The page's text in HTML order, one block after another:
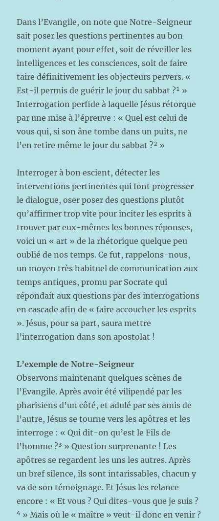
Dans l’Evangile, on note que Notre-Seigneur
sait poser les questions pertinentes au bon
moment ayant pour effet, soit de réveiller les
intelligences et les consciences, soit de faire
taire définitivement les objecteurs pervers. «
Est-il permis de guérir le jour du sabbat ?¹ »
Interrogation perfide à laquelle Jésus rétorque
par une mise à l’épreuve : « Quel est celui de
vous qui, si son âne tombe dans un puits, ne
l’en retire même le jour du sabbat ?² »
Interroger à bon escient, détecter les
interventions pertinentes qui font progresser
le dialogue, oser poser des questions plutôt
qu’affirmer trop vite pour inciter les esprits à
trouver par eux-mêmes les bonnes réponses,
voici un « art » de la rhétorique quelque peu
oublié de nos temps. Ce fut, rappelons-nous,
un moyen très habituel de communication aux
temps antiques, promu par Socrate qui
répondait aux questions par des interrogations
en cascade afin de « faire accoucher les esprits
». Jésus, pour sa part, saura mettre
l’interrogation dans son apostolat !
L’exemple de Notre-Seigneur
Observons maintenant quelques scènes de
l’Evangile. Après avoir été vilipendé par les
pharisiens d’un côté, et adulé par ses amis de
l’autre, Jésus se tourne vers les apôtres et les
interroge : « Qui dit-on qu’est le Fils de
l’homme ?³ » Question surprenante ! Les
apôtres se regardent les uns les autres. Après
un bref silence, ils sont intarissables, chacun y
va de son témoignage. Et Jésus les relance
encore : « Et vous ? Qui dites-vous que je suis ?
⁴ » Mais où le « maître » veut-il donc en venir ?